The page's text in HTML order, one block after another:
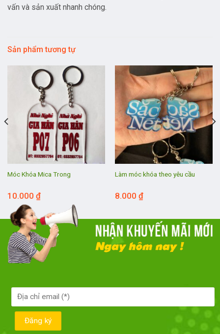
vấn và sản xuất nhanh chóng.
Sản phẩm tương tự
Móc Khóa Mica Trong
10.000 ₫
Làm móc khóa theo yêu cầu
8.000 ₫